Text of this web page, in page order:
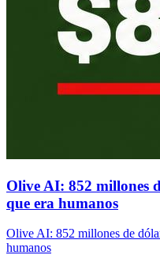
Olive AI: 852 millones
que era humanos
Olive AI: 852 millones de
humanos